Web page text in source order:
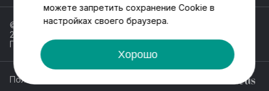
© ООО «Пойнт эстейт», ИНН 55546464612,
2013-2025
Политика обработки персональных данных
Политика конфиденциальности
можете запретить сохранение Cookie в
настройках своего браузера.
Хорошо